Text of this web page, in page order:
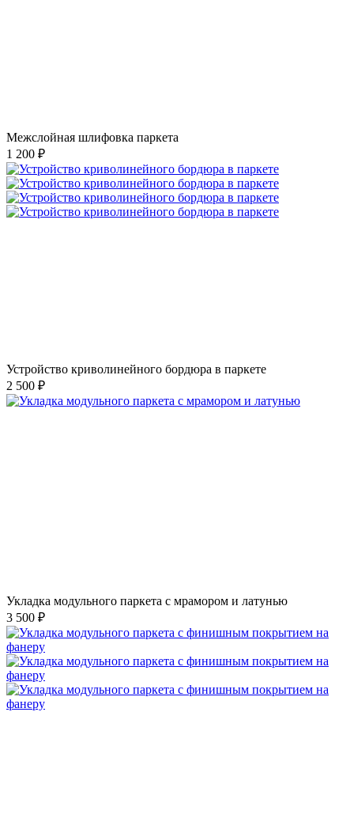
Межслойная шлифовка паркета
1 200 ₽
Устройство криволинейного бордюра в паркете
2 500 ₽
Укладка модульного паркета с мрамором и латунью
3 500 ₽